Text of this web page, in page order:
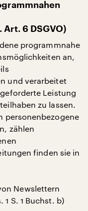
Art. 6 DSGVO)
programmnahe
an,
und verarbeitet
Leistung
zu lassen.
personenbezogene
zählen
finden sie in
Newslettern
S. 1 Buchst. b)